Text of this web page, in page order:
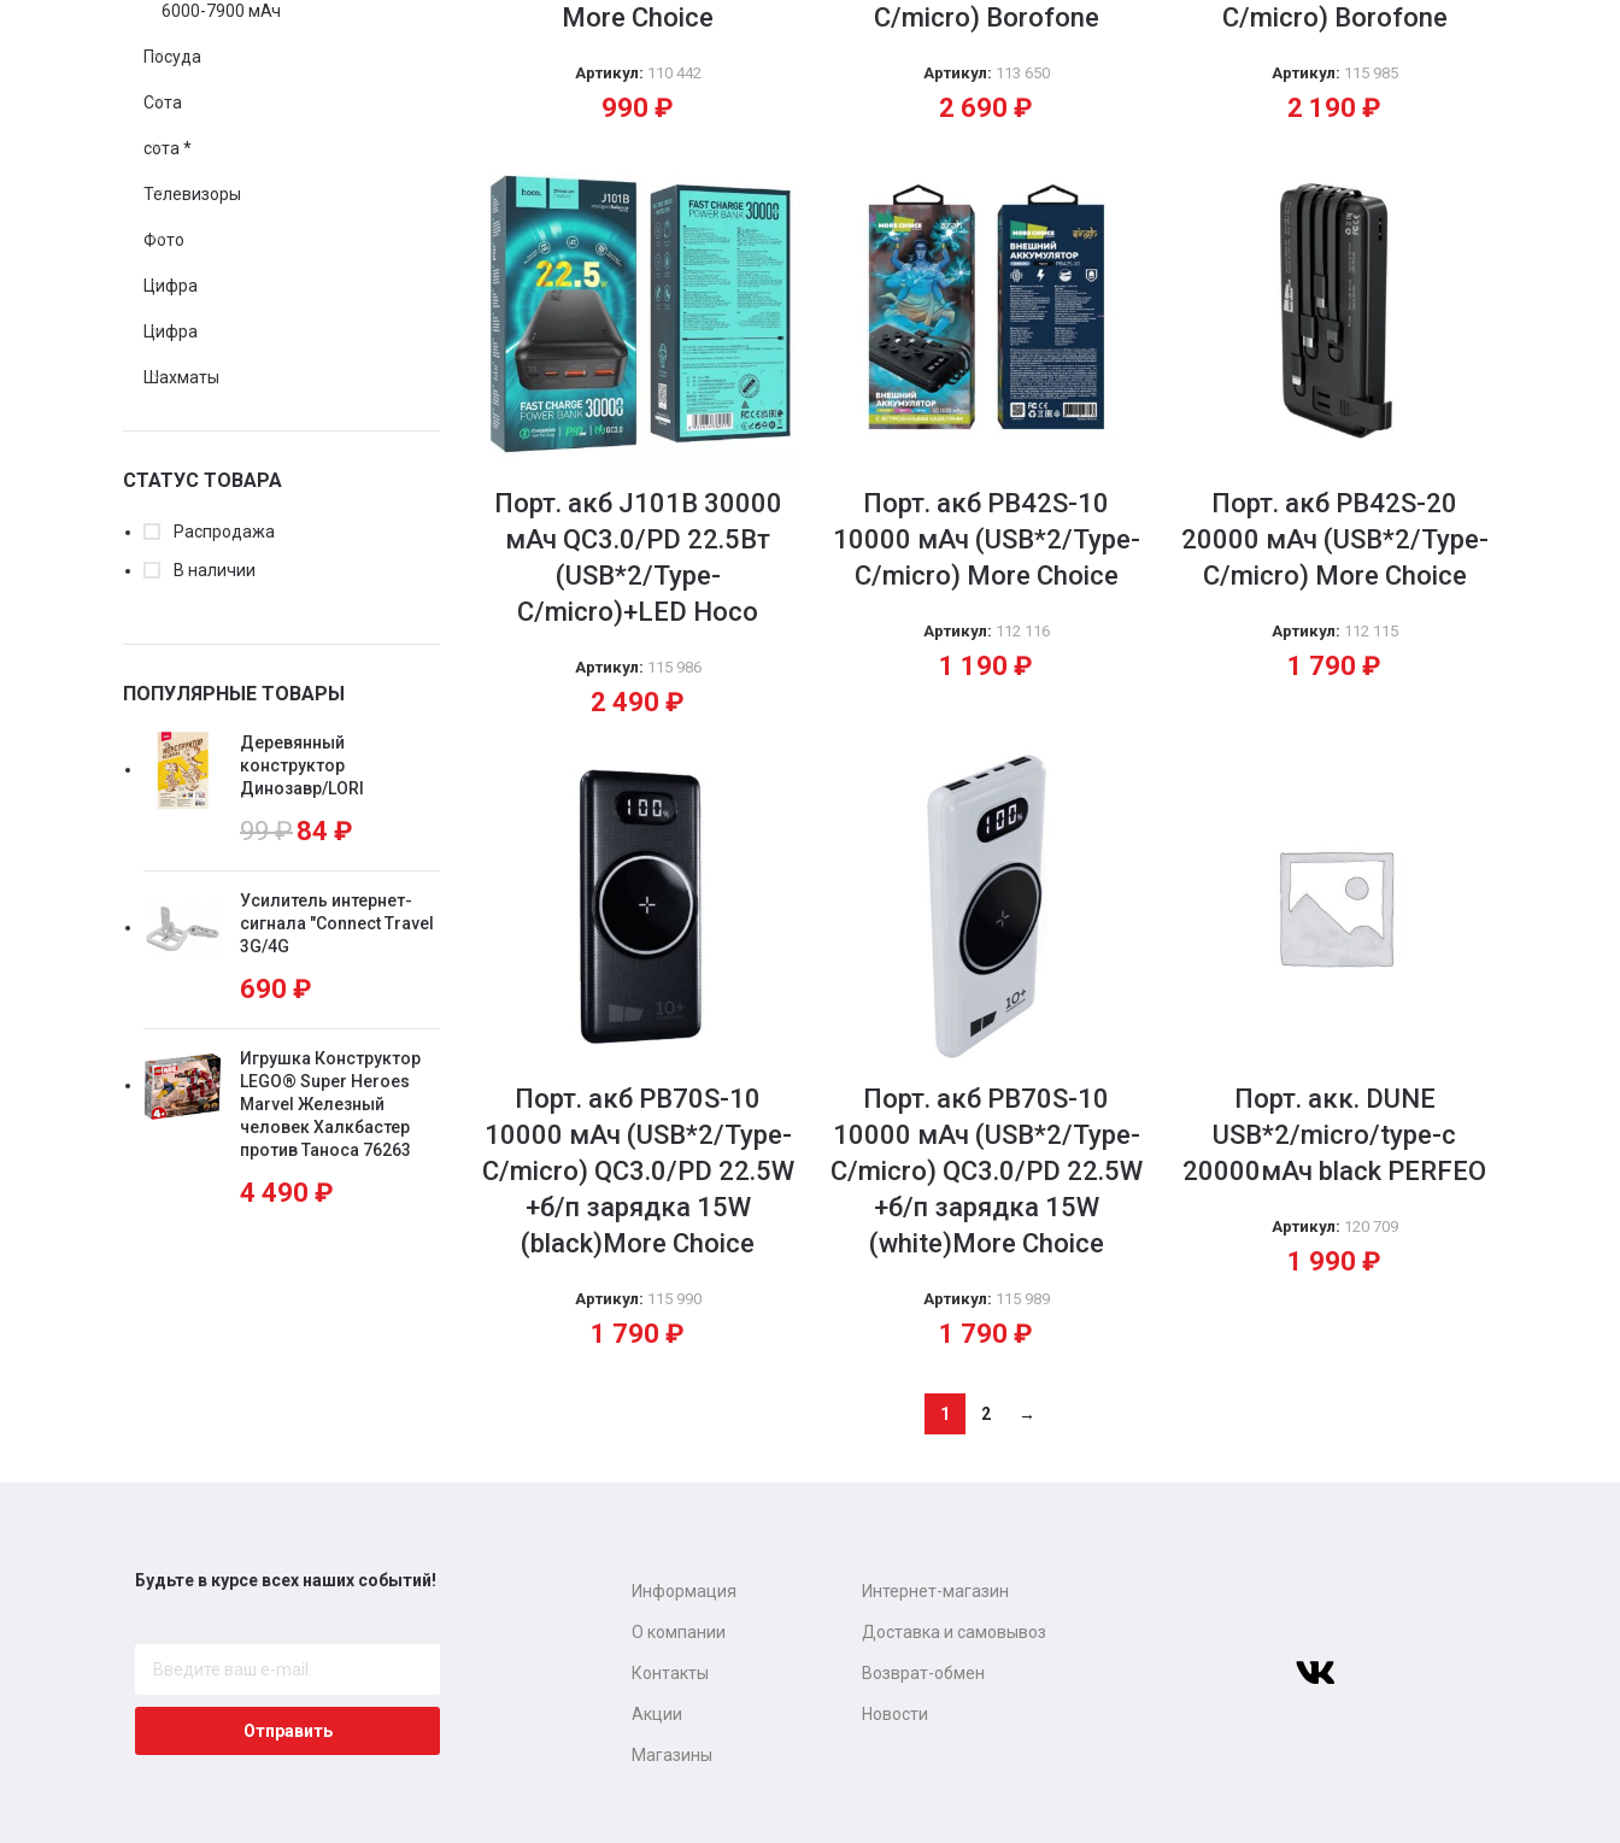
6000-7900 мАч
Посуда
Сота
сота *
Телевизоры
Фото
Цифра
Цифра
Шахматы
СТАТУС ТОВАРА
Распродажа
В наличии
ПОПУЛЯРНЫЕ ТОВАРЫ
Деревянный
конструктор
Динозавр/LORI
99₽84 ₽
Усилитель интернет-
сигнала "Connect Travel
3G/4G
690 ₽
Игрушка Конструктор
LEGO® Super Heroes
Marvel Железный
человек Халкбастер
против Таноса 76263
4 490 ₽
More Choice
Артикул: 110 442
990₽
C/micro) Borofone
Артикул: 113 650
2 690₽
C/micro) Borofone
Артикул: 115 985
2 190₽
Порт. акб J101B 30000
мАч QC3.0/PD 22.5Вт
(USB*2/Type-
C/micro)+LED Hoco
Артикул: 115 986
2 490₽
Порт. акб PB42S-10
10000 мАч (USB*2/Type-
C/micro) More Choice
Артикул: 112 116
1 190₽
Порт. акб PB42S-20
20000 мАч (USB*2/Type-
C/micro) More Choice
Артикул: 112 115
1 790₽
Порт. акб PB70S-10
10000 мАч (USB*2/Type-
C/micro) QC3.0/PD 22.5W
+б/п зарядка 15W
(black)More Choice
Артикул: 115 990
1 790₽
Порт. акб PB70S-10
10000 мАч (USB*2/Type-
C/micro) QC3.0/PD 22.5W
+б/п зарядка 15W
(white)More Choice
Артикул: 115 989
1 790₽
Порт. акк. DUNE
USB*2/micro/type-c
20000мАч black PERFEO
Артикул: 120 709
1 990₽
1 2 →
Будьте в курсе всех наших событий!
Отправить
Информация
О компании
Контакты
Акции
Магазины
Интернет-магазин
Доставка и самовывоз
Возврат-обмен
Новости